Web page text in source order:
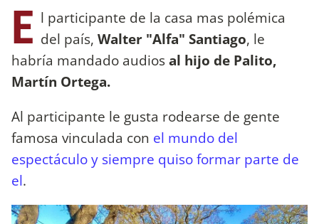
E l participante de la casa mas polémica
del país, Walter "Alfa" Santiago, le
habría mandado audiosal hijo de Palito,
Martín Ortega.
Al participante le gusta rodearse de gente
famosa vinculada con el mundo del
espectáculo y siempre quiso formar parte de
el.